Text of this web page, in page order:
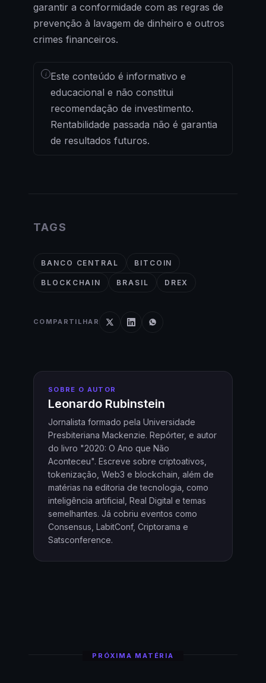
garantir a conformidade com as regras de
prevenção à lavagem de dinheiro e outros
crimes financeiros.
i Este conteúdo é informativo e
educacional e não constitui
recomendação de investimento.
Rentabilidade passada não é garantia
de resultados futuros.
TAGS
BANCO CENTRAL BITCOIN
BLOCKCHAIN BRASIL DREX
COMPARTILHAR
SOBRE O AUTOR
Leonardo Rubinstein
Jornalista formado pela Universidade
Presbiteriana Mackenzie. Repórter, e autor
do livro "2020: O Ano que Não
Aconteceu". Escreve sobre criptoativos,
tokenização, Web3 e blockchain, além de
matérias na editoria de tecnologia, como
inteligência artificial, Real Digital e temas
semelhantes. Já cobriu eventos como
Consensus, LabitConf, Criptorama e
Satsconference.
PRÓXIMA MATÉRIA